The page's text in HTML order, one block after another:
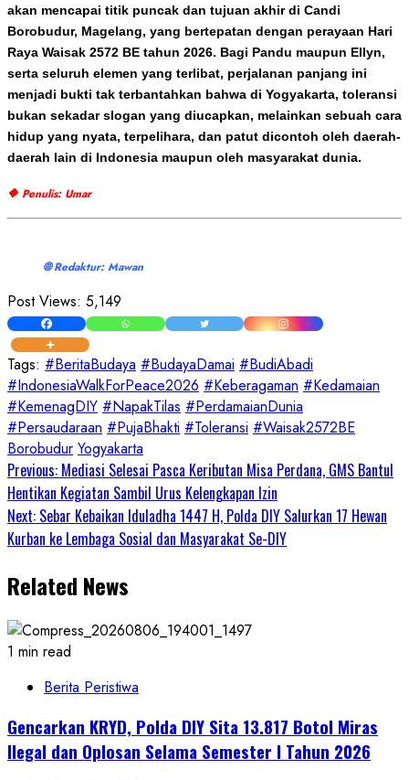
akan mencapai titik puncak dan tujuan akhir di Candi
Borobudur, Magelang, yang bertepatan dengan perayaan Hari
Raya Waisak 2572 BE tahun 2026. Bagi Pandu maupun Ellyn,
serta seluruh elemen yang terlibat, perjalanan panjang ini
menjadi bukti tak terbantahkan bahwa di Yogyakarta, toleransi
bukan sekadar slogan yang diucapkan, melainkan sebuah cara
hidup yang nyata, terpelihara, dan patut dicontoh oleh daerah-
daerah lain di Indonesia maupun oleh masyarakat dunia.
🔶 Penulis: Umar
🌐 Redaktur: Mawan
Post Views: 5,149
Tags: #BeritaBudaya #BudayaDamai #BudiAbadi
#IndonesiaWalkForPeace2026 #Keberagaman #Kedamaian
#KemenagDIY #NapakTilas #PerdamaianDunia
#Persaudaraan #PujaBhakti #Toleransi #Waisak2572BE
Borobudur Yogyakarta
Continue
Reading
Previous: Mediasi Selesai Pasca Keributan Misa Perdana, GMS Bantul
Hentikan Kegiatan Sambil Urus Kelengkapan Izin
Next: Sebar Kebaikan Iduladha 1447 H, Polda DIY Salurkan 17 Hewan
Kurban ke Lembaga Sosial dan Masyarakat Se-DIY
Related News
1 min read
Berita Peristiwa
Gencarkan KRYD, Polda DIY Sita 13.817 Botol Miras
Ilegal dan Oplosan Selama Semester I Tahun 2026